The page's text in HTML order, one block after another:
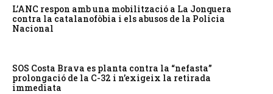
L’ANC respon amb una mobilització a La Jonquera
contra la catalanofòbia i els abusos de la Policia
Nacional
SOS Costa Brava es planta contra la “nefasta”
prolongació de la C-32 i n’exigeix la retirada
immediata